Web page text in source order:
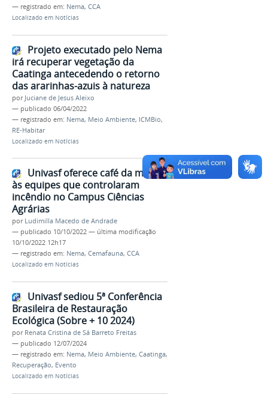
— registrado em: Nema, CCA
Localizado em Notícias
Projeto executado pelo Nema
irá recuperar vegetação da
Caatinga antecedendo o retorno
das ararinhas-azuis à natureza
por Juciane de Jesus Aleixo
— publicado 06/04/2022
— registrado em: Nema, Meio Ambiente, ICMBio,
RE-Habitar
Localizado em Notícias
Univasf oferece café da manhã
às equipes que controlaram
incêndio no Campus Ciências
Agrárias
por Ludimilla Macedo de Andrade
— publicado 10/10/2022 — última modificação
10/10/2022 12h17
— registrado em: Nema, Cemafauna, CCA
Localizado em Notícias
Univasf sediou 5ª Conferência
Brasileira de Restauração
Ecológica (Sobre + 10 2024)
por Renata Cristina de Sá Barreto Freitas
— publicado 12/07/2024
— registrado em: Nema, Meio Ambiente, Caatinga,
Recuperação, Evento
Localizado em Notícias